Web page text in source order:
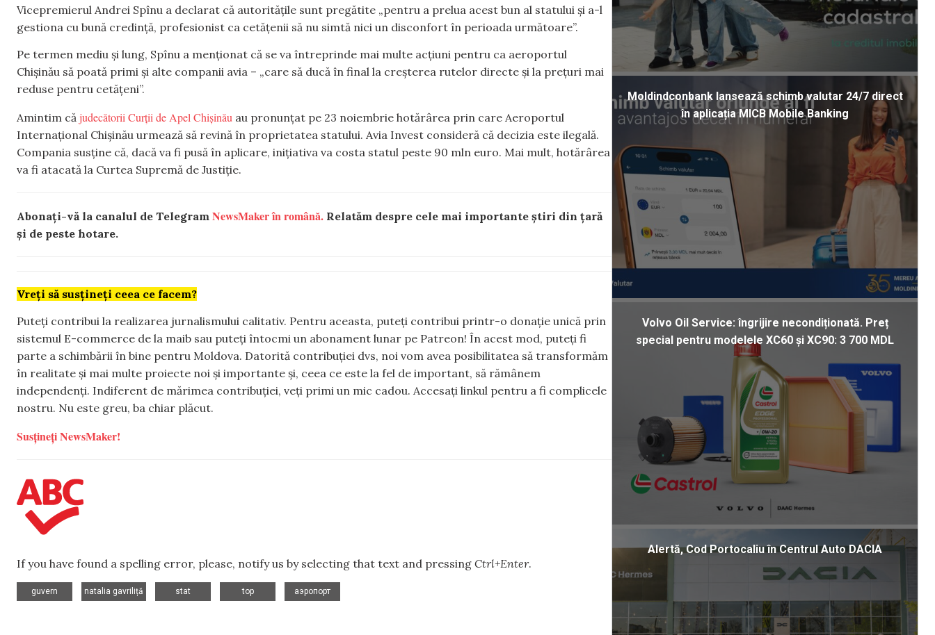
Vicepremierul Andrei Spînu a declarat că autoritățile sunt pregătite „pentru a prelua acest bun al statului și a-l
gestiona cu bună credință, profesionist ca cetățenii să nu simtă nici un disconfort în perioada următoare”.
Pe termen mediu și lung, Spînu a menționat că se va întreprinde mai multe acțiuni pentru ca aeroportul
Chișinău să poată primi și alte companii avia – „care să ducă în final la creșterea rutelor directe și la prețuri mai
reduse pentru cetățeni”.
Amintim că judecătorii Curții de Apel Chișinău au pronunțat pe 23 noiembrie hotărârea prin care Aeroportul
Internațional Chișinău urmează să revină în proprietatea statului. Avia Invest consideră că decizia este ilegală.
Compania susține că, dacă va fi pusă în aplicare, inițiativa va costa statul peste 90 mln euro. Mai mult, hotărârea
va fi atacată la Curtea Supremă de Justiție.
Abonați-vă la canalul de Telegram NewsMaker în română. Relatăm despre cele mai importante știri din țară
și de peste hotare.
Vreți să susțineți ceea ce facem?
Puteți contribui la realizarea jurnalismului calitativ. Pentru aceasta, puteți contribui printr-o donație unică prin
sistemul E-commerce de la maib sau puteți întocmi un abonament lunar pe Patreon! În acest mod, puteți fi
parte a schimbării în bine pentru Moldova. Datorită contribuției dvs, noi vom avea posibilitatea să transformăm
în realitate și mai multe proiecte noi și importante și, ceea ce este la fel de important, să rămânem
independenți. Indiferent de mărimea contribuției, veți primi un mic cadou. Accesați linkul pentru a fi complicele
nostru. Nu este greu, ba chiar plăcut.
Susțineți NewsMaker!
If you have found a spelling error, please, notify us by selecting that text and pressing Ctrl+Enter.
guvern
natalia gavriliță
stat
top
аэропорт
Moldindconbank lansează schimb valutar 24/7 direct
în aplicația MICB Mobile Banking
Volvo Oil Service: îngrijire necondiționată. Preț
special pentru modelele XC60 și XC90: 3 700 MDL
Alertă, Cod Portocaliu în Centrul Auto DACIA